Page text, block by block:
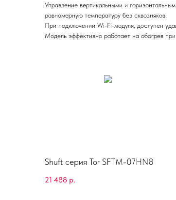
Управление вертикальными и
равномерную температуру без сквозняков.
При подключении Wi-Fi-модуля, доступен
Модель эффективно работает на обогрев
Shuft серия Tor SFTM-07HN8
21 488 р.